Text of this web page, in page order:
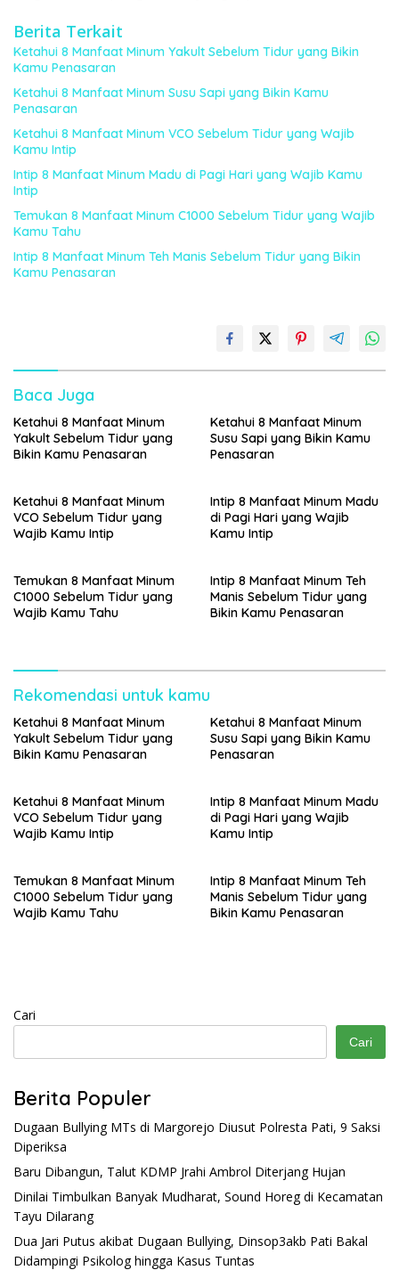
Berita Terkait
Ketahui 8 Manfaat Minum Yakult Sebelum Tidur yang Bikin
Kamu Penasaran
Ketahui 8 Manfaat Minum Susu Sapi yang Bikin Kamu
Penasaran
Ketahui 8 Manfaat Minum VCO Sebelum Tidur yang Wajib
Kamu Intip
Intip 8 Manfaat Minum Madu di Pagi Hari yang Wajib Kamu
Intip
Temukan 8 Manfaat Minum C1000 Sebelum Tidur yang Wajib
Kamu Tahu
Intip 8 Manfaat Minum Teh Manis Sebelum Tidur yang Bikin
Kamu Penasaran
Baca Juga
Ketahui 8 Manfaat Minum
Yakult Sebelum Tidur yang
Bikin Kamu Penasaran
Ketahui 8 Manfaat Minum
Susu Sapi yang Bikin Kamu
Penasaran
Ketahui 8 Manfaat Minum
VCO Sebelum Tidur yang
Wajib Kamu Intip
Intip 8 Manfaat Minum Madu
di Pagi Hari yang Wajib
Kamu Intip
Temukan 8 Manfaat Minum
C1000 Sebelum Tidur yang
Wajib Kamu Tahu
Intip 8 Manfaat Minum Teh
Manis Sebelum Tidur yang
Bikin Kamu Penasaran
Rekomendasi untuk kamu
Ketahui 8 Manfaat Minum
Yakult Sebelum Tidur yang
Bikin Kamu Penasaran
Ketahui 8 Manfaat Minum
Susu Sapi yang Bikin Kamu
Penasaran
Ketahui 8 Manfaat Minum
VCO Sebelum Tidur yang
Wajib Kamu Intip
Intip 8 Manfaat Minum Madu
di Pagi Hari yang Wajib
Kamu Intip
Temukan 8 Manfaat Minum
C1000 Sebelum Tidur yang
Wajib Kamu Tahu
Intip 8 Manfaat Minum Teh
Manis Sebelum Tidur yang
Bikin Kamu Penasaran
Cari
Cari
Berita Populer
Dugaan Bullying MTs di Margorejo Diusut Polresta Pati, 9 Saksi
Diperiksa
Baru Dibangun, Talut KDMP Jrahi Ambrol Diterjang Hujan
Dinilai Timbulkan Banyak Mudharat, Sound Horeg di Kecamatan
Tayu Dilarang
Dua Jari Putus akibat Dugaan Bullying, Dinsop3akb Pati Bakal
Didampingi Psikolog hingga Kasus Tuntas